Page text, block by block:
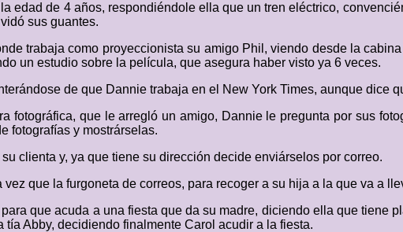
edad de 4 años, respondiéndole ella que un tren eléctrico,
sus guantes.
trabaja como proyeccionista su amigo Phil, viendo desde la
un estudio sobre la película, que asegura haber visto ya 6 veces.
de que Dannie trabaja en el New York Times, aunque dice
fotográfica, que le arregló un amigo, Dannie le pregunta por sus
fotografías y mostrárselas.
clienta y, ya que tiene su dirección decide enviárselos por correo.
que la furgoneta de correos, para recoger a su hija a la que va a
que acuda a una fiesta que da su madre, diciendo ella que tiene
Abby, decidiendo finalmente Carol acudir a la fiesta.